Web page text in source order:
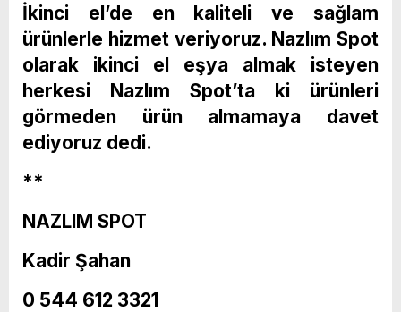
İkinci el’de en kaliteli ve sağlam
ürünlerle hizmet veriyoruz. Nazlım Spot
olarak ikinci el eşya almak isteyen
herkesi Nazlım Spot’ta ki ürünleri
görmeden ürün almamaya davet
ediyoruz dedi.
**
NAZLIM SPOT
Kadir Şahan
0 544 612 3321